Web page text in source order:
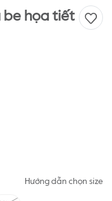
be họa tiết
Hướng dẫn chọn size